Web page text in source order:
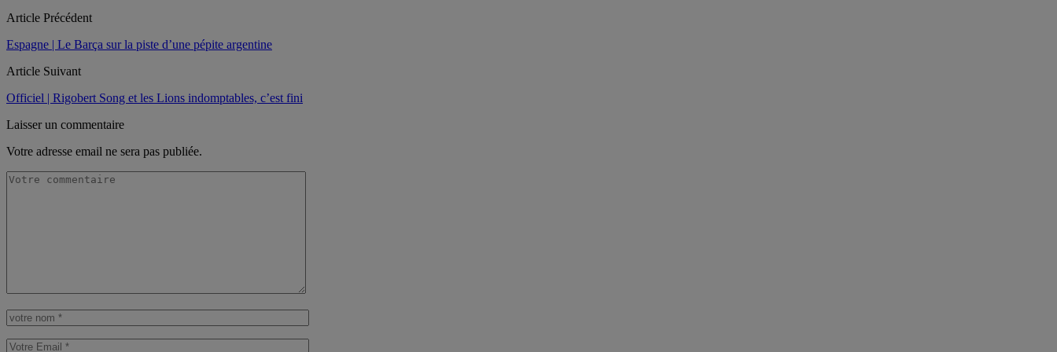
Article Précédent
Espagne | Le Barça sur la piste d’une pépite argentine
Article Suivant
Officiel | Rigobert Song et les Lions indomptables, c’est fini
Laisser un commentaire
Votre adresse email ne sera pas publiée.